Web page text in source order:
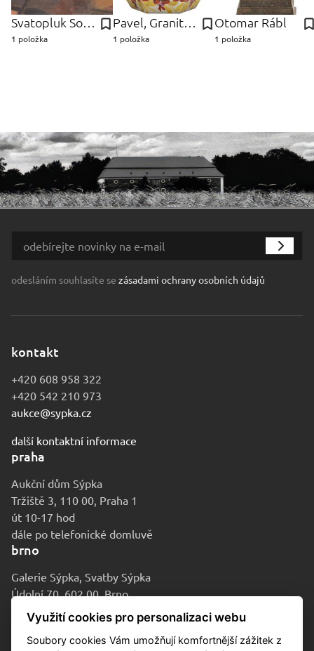
Svatopluk Souček
1 položka
Pavel, Graniton Janák
1 položka
Otomar Rábl
1 položka
odesláním souhlasíte se zásadami ochrany osobních údajů
kontakt
+420 608 958 322
+420 542 210 973
aukce@sypka.cz
další kontaktní informace
praha
Aukční dům Sýpka
Tržiště 3, 110 00, Praha 1
út 10-17 hod
dále po telefonické domluvě
brno
Galerie Sýpka, Svatby Sýpka
Údolní 70, 602 00, Brno
po-pá 9-16 hod
Využití cookies pro personalizaci webu
Soubory cookies Vám umožňují komfortnější zážitek z